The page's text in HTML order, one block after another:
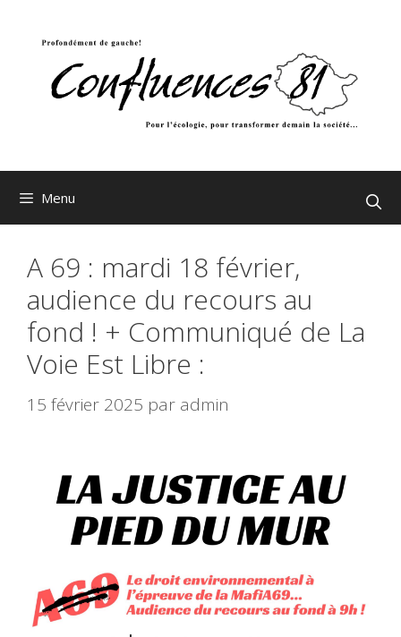
Menu
A 69 : mardi 18 février,
audience du recours au
fond ! + Communiqué de La
Voie Est Libre :
15 février 2025 par admin